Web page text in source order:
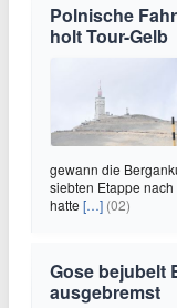
Polnische
holt Tour-Gelb
gewann die
siebten Etappe
hatte […] (02)
Gose bejubelt
ausgebremst